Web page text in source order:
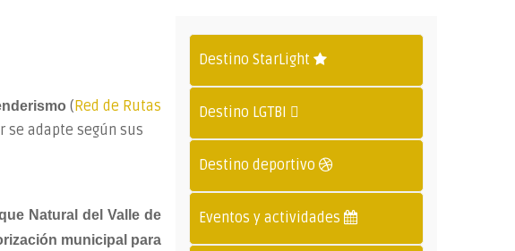
(Red de Rutas
adapte según sus
Natural del Valle de
municipal para
Destino StarLight
Destino LGTBI
Destino deportivo
Eventos y actividades